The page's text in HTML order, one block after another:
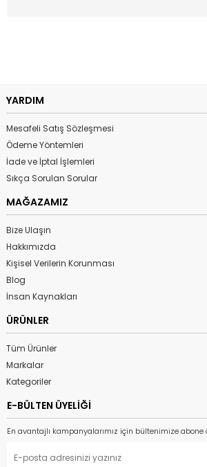
YARDIM
Mesafeli Satış Sözleşmesi
Ödeme Yöntemleri
İade ve İptal İşlemleri
Sıkça Sorulan Sorular
MAĞAZAMIZ
Bize Ulaşın
Hakkımızda
Kişisel Verilerin Korunması
Blog
İnsan Kaynakları
ÜRÜNLER
Tüm Ürünler
Markalar
Kategoriler
E-BÜLTEN ÜYELİĞİ
En avantajlı kampanyalarımız için bültenimize abone